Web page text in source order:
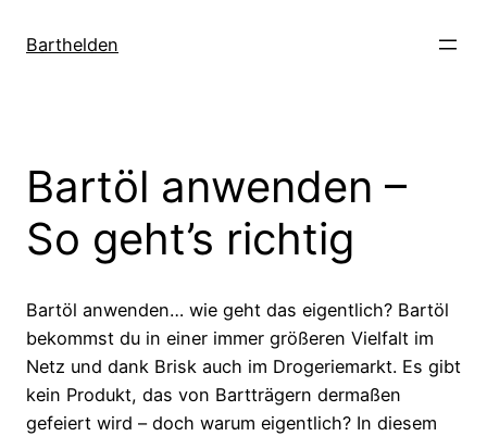
InhaltBarthelden
Bartöl anwenden –
So geht’s richtig
Bartöl anwenden… wie geht das eigentlich? Bartöl
bekommst du in einer immer größeren Vielfalt im
Netz und dank Brisk auch im Drogeriemarkt. Es gibt
kein Produkt, das von Bartträgern dermaßen
gefeiert wird – doch warum eigentlich? In diesem